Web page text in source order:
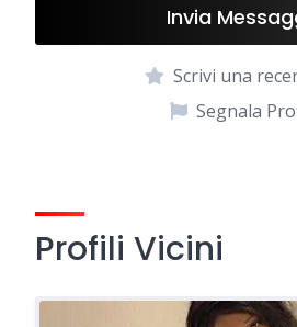
Invia
Scrivi una
Segnala
Profili Vicini